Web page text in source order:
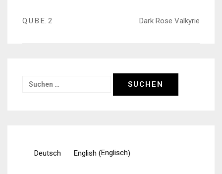
Beitragsnavigation
Q.U.B.E. 2 Dark Rose Valkyrie
Suchen
Deutsch English (Englisch)